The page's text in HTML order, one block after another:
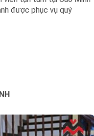
được phục vụ quý